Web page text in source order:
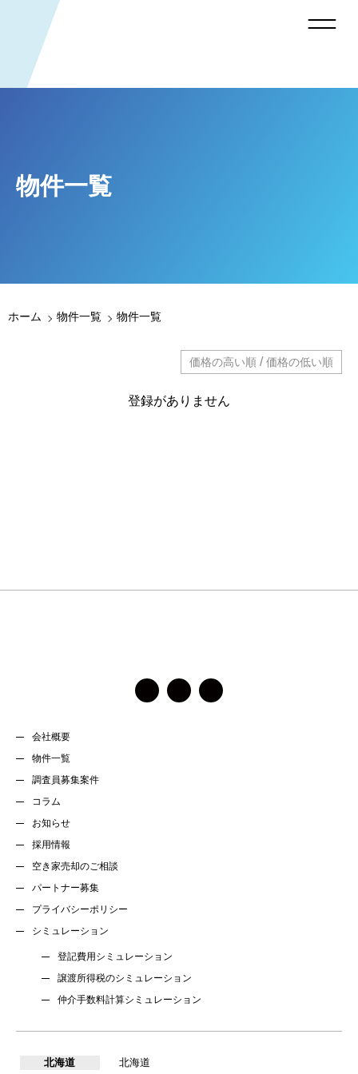
物件一覧
ホーム 物件一覧 物件一覧
価格の高い順 /価格の低い順
登録がありません
会社概要
物件一覧
調査員募集案件
コラム
お知らせ
採用情報
空き家売却のご相談
パートナー募集
プライバシーポリシー
シミュレーション
登記費用シミュレーション
譲渡所得税のシミュレーション
仲介手数料計算シミュレーション
北海道 北海道